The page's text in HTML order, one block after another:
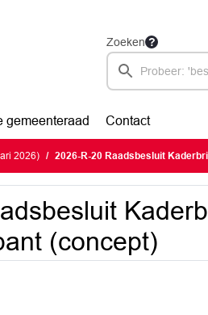
Zoeken
gemeenteraad Contact
2026) 2026-R-20 Raadsbesluit Kaderbrief
(concept)